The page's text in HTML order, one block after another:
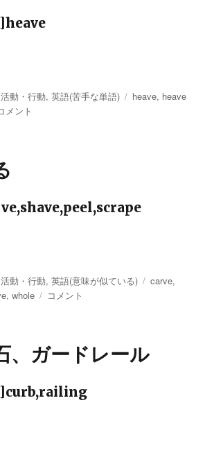
③
②” の
カ
テ
活動・行動,英語(苦手な単語)
タ
heave, heave
メント
カ
テ
活動・行動,英語(意味が似ている)
タ
carve,
,whole
英
に
コメント
、ガードレール
]curb,railing
ドレール” の